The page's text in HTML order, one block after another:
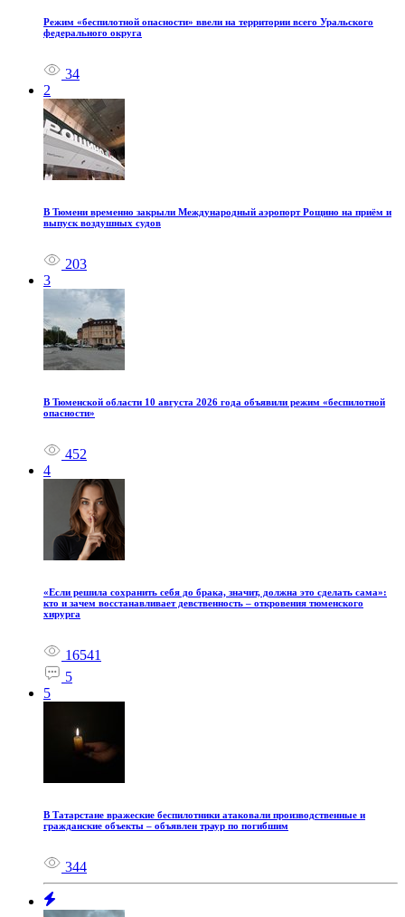
Режим «беспилотной опасности» ввели на территории всего Уральского
федерального округа
34
2
В Тюмени временно закрыли Международный аэропорт Рощино на приём и
выпуск воздушных судов
203
3
В Тюменской области 10 августа 2026 года объявили режим «беспилотной
опасности»
452
4
«Если решила сохранить себя до брака, значит, должна это сделать сама»:
кто и зачем восстанавливает девственность – откровения тюменского
хирурга
16541
5
5
В Татарстане вражеские беспилотники атаковали производственные и
гражданские объекты – объявлен траур по погибшим
344